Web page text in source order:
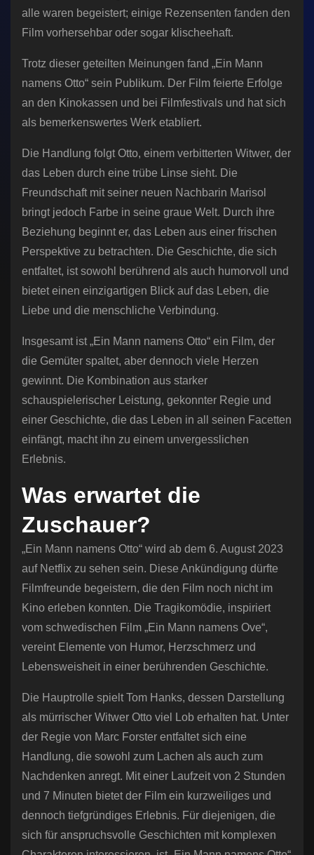
alle waren begeistert; einige Rezensenten fanden den
Film vorhersehbar oder sogar klischeehaft.
Trotz dieser geteilten Meinungen fand „Ein Mann
namens Otto“ sein Publikum. Der Film feierte Erfolge
an den Kinokassen und bei Filmfestivals und hat sich
als bemerkenswertes Werk etabliert.
Die Handlung folgt Otto, einem verbitterten Witwer, der
das Leben durch eine trübe Linse sieht. Die
Freundschaft mit seiner neuen Nachbarin Marisol
bringt jedoch Farbe in seine graue Welt. Durch ihre
Beziehung beginnt er, das Leben aus einer frischen
Perspektive zu betrachten. Die Geschichte, die sich
entfaltet, ist sowohl berührend als auch humorvoll und
bietet einen einzigartigen Blick auf das Leben, die
Liebe und die menschliche Verbindung.
Insgesamt ist „Ein Mann namens Otto“ ein Film, der
die Gemüter spaltet, aber dennoch viele Herzen
gewinnt. Die Kombination aus starker
schauspielerischer Leistung, gekonnter Regie und
einer Geschichte, die das Leben in all seinen Facetten
einfängt, macht ihn zu einem unvergesslichen
Erlebnis.
Was erwartet die
Zuschauer?
„Ein Mann namens Otto“ wird ab dem 6. August 2023
auf Netflix zu sehen sein. Diese Ankündigung dürfte
Filmfreunde begeistern, die den Film noch nicht im
Kino erleben konnten. Die Tragikomödie, inspiriert
vom schwedischen Film „Ein Mann namens Ove“,
vereint Elemente von Humor, Herzschmerz und
Lebensweisheit in einer berührenden Geschichte.
Die Hauptrolle spielt Tom Hanks, dessen Darstellung
als mürrischer Witwer Otto viel Lob erhalten hat. Unter
der Regie von Marc Forster entfaltet sich eine
Handlung, die sowohl zum Lachen als auch zum
Nachdenken anregt. Mit einer Laufzeit von 2 Stunden
und 7 Minuten bietet der Film ein kurzweiliges und
dennoch tiefgründiges Erlebnis. Für diejenigen, die
sich für anspruchsvolle Geschichten mit komplexen